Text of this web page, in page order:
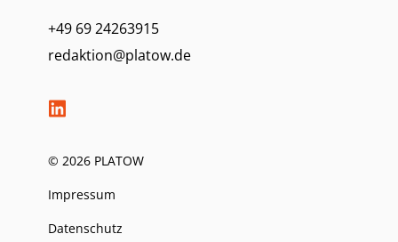
+49 69 24263915
redaktion@platow.de
© 2026 PLATOW
Impressum
Datenschutz